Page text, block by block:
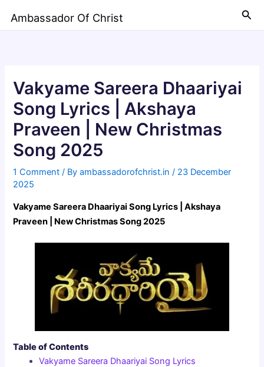
Ambassador Of Christ
Vakyame Sareera Dhaariyai
Song Lyrics | Akshaya
Praveen | New Christmas
Song 2025
1 Comment / Byambassadorofchrist.in/ 23 December
2025
Vakyame Sareera Dhaariyai Song Lyrics | Akshaya
Praveen | New Christmas Song 2025
Table of Contents
Vakyame Sareera Dhaariyai Song Lyrics